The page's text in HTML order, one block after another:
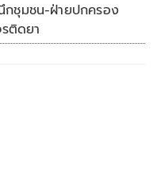
กชุมชน-ฝ่ายปกครอง
ติดยา